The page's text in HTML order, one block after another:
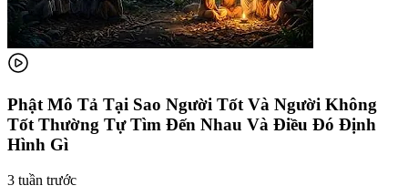
Phật Mô Tả Tại Sao Người Tốt Và Người Không
Tốt Thường Tự Tìm Đến Nhau Và Điều Đó Định
Hình Gì
3 tuần trước